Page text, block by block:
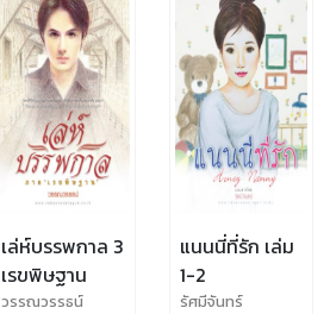
เล่ห์บรรพกาล 3
เรขพิษฐาน
วรรณวรรธน์
แนนนี่ที่รัก เล่ม
1-2
รัศมีจันทร์